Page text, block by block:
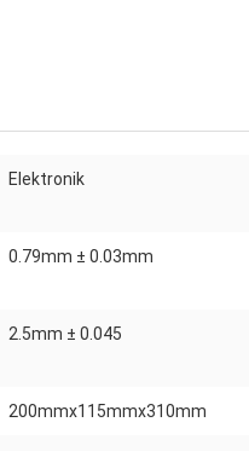
Elektronik
0.79mm ± 0.03mm
2.5mm ± 0.045
200mmx115mmx310mm